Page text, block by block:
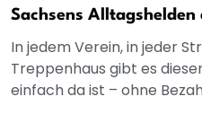
Sachsens Alltagshelden
In jedem Verein, in jeder
Treppenhaus gibt es
einfach da ist – ohne